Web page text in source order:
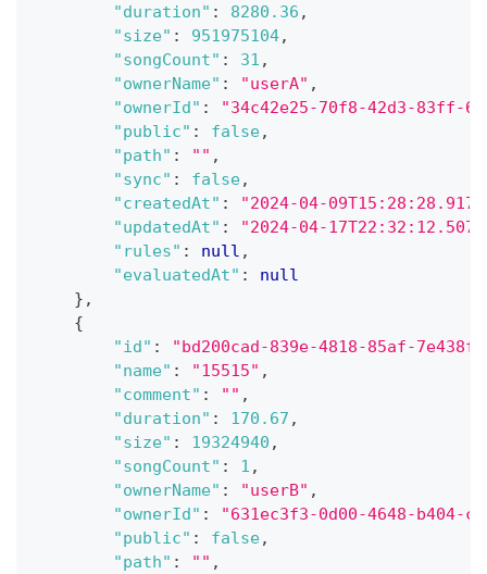
"duration" : 8280.36 ,
"size" : 951975104,
"songCount" : 31 ,
"ownerName" : "userA" ,
"ownerId" :
"34c42e25-70f8-42d3-83ff-
"public" : false,
"path" : "" ,
"sync" : false,
"createdAt" :
"2024-04-
"updatedAt" :
"2024-04-
"rules" : null ,
"evaluatedAt" :
null
} ,
{
"id" :
"bd200cad-839e-4818-85af-
"name" : "15515" ,
"comment" : "" ,
"duration" : 170.67 ,
"size" : 19324940 ,
"songCount" : 1 ,
"ownerName" : "userB" ,
"ownerId" :
"631ec3f3-0d00-4648-b404-
"public" : false,
"path" : "" ,